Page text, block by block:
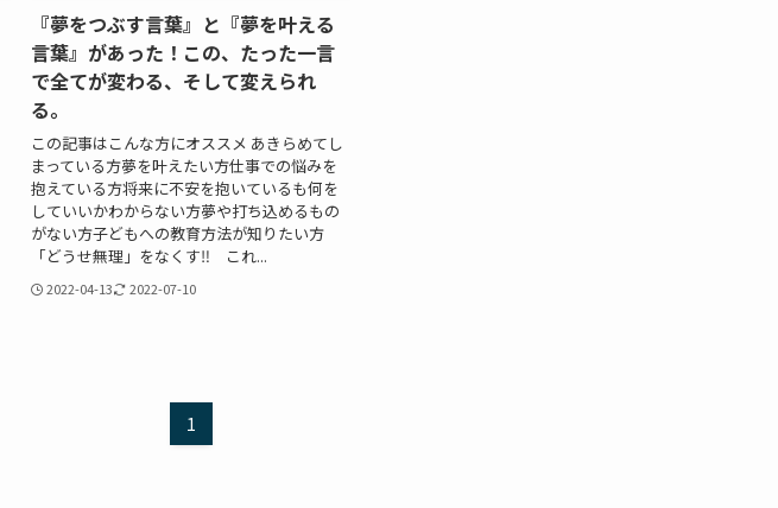
『夢をつぶす言葉』と『夢を叶える
言葉』があった！この、たった一言
で全てが変わる、そして変えられ
る。
この記事はこんな方にオススメ あきらめてし
まっている方夢を叶えたい方仕事での悩みを
抱えている方将来に不安を抱いているも何を
していいかわからない方夢や打ち込めるもの
がない方子どもへの教育方法が知りたい方
「どうせ無理」をなくす‼︎ これ...
2022-04-13 2022-07-10
1